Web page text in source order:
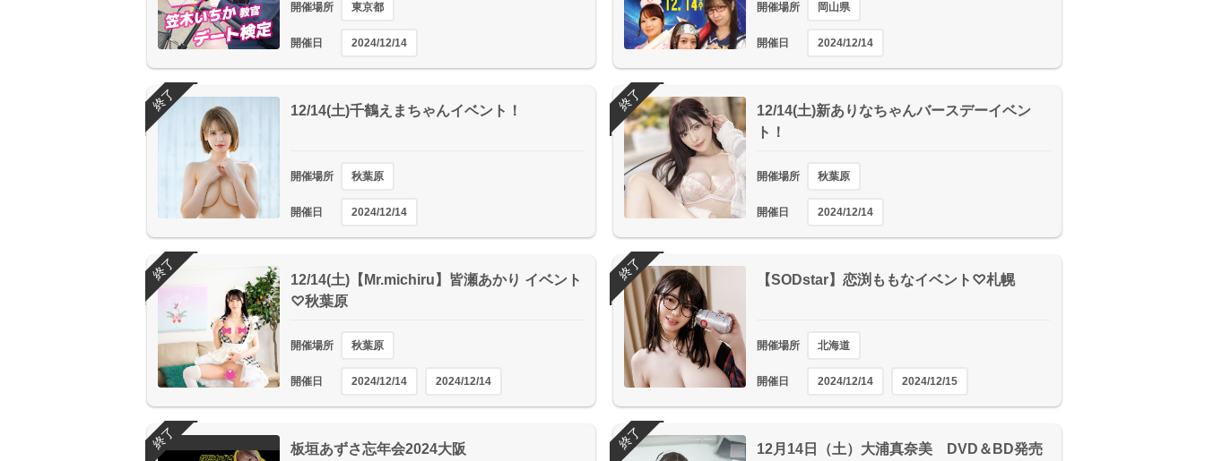
開催場所 東京都
開催日 2024/12/14
開催場所 岡山県
開催日 2024/12/14
12/14(土)千鶴えまちゃんイベント！
開催場所 秋葉原
開催日 2024/12/14
終了
12/14(土)新ありなちゃんバースデーイベン
ト！
開催場所 秋葉原
開催日 2024/12/14
終了
12/14(土)【Mr.michiru】皆瀬あかり イベント
♡秋葉原
開催場所 秋葉原
開催日 2024/12/14 2024/12/14
終了 【SODstar】恋渕ももなイベント♡札幌
開催場所 北海道
開催日 2024/12/14 2024/12/15
終了
板垣あずさ忘年会2024大阪
終了
12月14日（土）大浦真奈美 DVD＆BD発売
終了